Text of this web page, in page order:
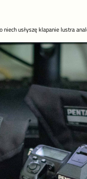
usłyszę klapanie lustra